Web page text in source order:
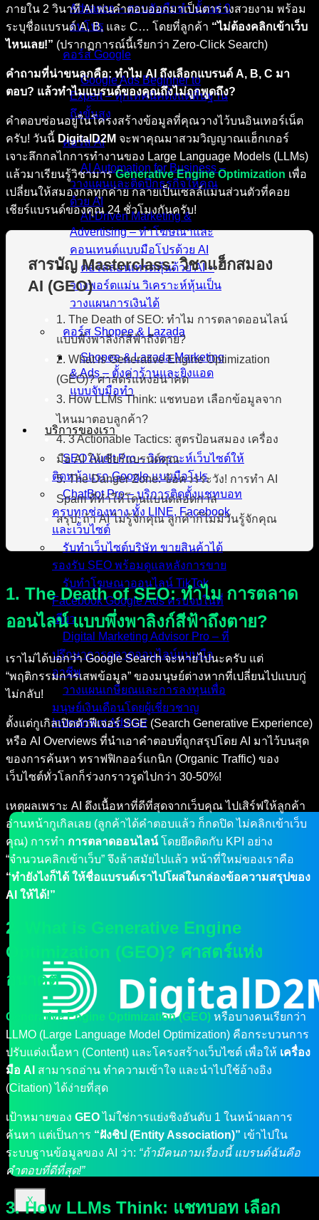
Advance – สอนจับมือทำ ตั้งแต่ 0
จนโปร
คอร์ส Google
Google Ads Beginner to
Expert – ทุกเทคนิคตั้งแต่พื้นฐาน
ถึงขั้นสูง
คอร์ส AI
AI Automation for Business –
วางแผนและติดปีกธุรกิจให้คุณ
ด้วย AI
AI-Driven Marketing &
Advertising – ทำโฆษณาและ
คอนเทนต์แบบมือโปรด้วย AI
คอร์สสอนเทรดหุ้นด้วย AI –
วางพอร์ตแม่น วิเคราะห์หุ้นเป็น
วางแผนการเงินได้
คอร์ส Shopee & Lazada
Shopee & Lazada Marketing
& Ads – ตั้งค่าร้านและยิงแอด
แบบจับมือทำ
บริการของเรา
SEO Audit Pro – วิเคราะห์เว็บไซต์ให้
ติดหน้าแรก Google แบบมือโปร
ChatBot Pro – บริการติดตั้งแชทบอท
ครบทุกช่องทาง ทั้ง LINE, Facebook
และเว็บไซต์
รับทำเว็บไซต์บริษัท ขายสินค้าได้
รองรับ SEO พร้อมดูแลหลังการขาย
รับทำโฆษณาออนไลน์ TikTok
Facebook Google Ads ครบจบในที่
เดียว
Digital Marketing Advisor Pro – ที่
ปรึกษาการตลาดออนไลน์แบบมือ
อาชีพ
วางแผนเกษียณและการลงทุนเพื่อ
มนุษย์เงินเดือนโดยผู้เชี่ยวชาญ
Investment Advisor
ผลงานที่ผ่านมา
บทความ
ติดต่อผม
X
ภายใน 2 วินาที AI พ่นคำตอบออกมาเป็นตารางสวยงาม พร้อม
ระบุชื่อแบรนด์ A, B, และ C… โดยที่ลูกค้า “ไม่ต้องคลิกเข้าเว็บ
ไหนเลย!” (ปรากฏการณ์นี้เรียกว่า Zero-Click Search)
คำถามที่น่าขนลุกคือ: ทำไม AI ถึงเลือกแบรนด์ A, B, C มา
ตอบ? แล้วทำไมแบรนด์ของคุณถึงไม่ถูกพูดถึง?
คำตอบซ่อนอยู่ในโครงสร้างข้อมูลที่คุณวางไว้บนอินเทอร์เน็ต
ครับ! วันนี้ DigitalD2M จะพาคุณมาสวมวิญญาณแฮ็กเกอร์
เจาะลึกกลไกการทำงานของ Large Language Models (LLMs)
แล้วมาเรียนรู้วิชามารGenerative Engine Optimization เพื่อ
เปลี่ยนให้สมองกลทุกค่าย กลายเป็นเซลล์แมนส่วนตัวที่คอย
เชียร์แบรนด์ของคุณ 24 ชั่วโมงกันครับ!
สารบัญ Masterclass: วิชาแฮ็กสมอง
AI (GEO)
1. The Death of SEO: ทำไม การตลาดออนไลน์
แบบพึ่งพาลิงก์สีฟ้าถึงตาย?
2. What is Generative Engine Optimization
(GEO)? ศาสตร์แห่งอนาคต
3. How LLMs Think: แชทบอท เลือกข้อมูลจาก
ไหนมาตอบลูกค้า?
4. 3 Actionable Tactics: สูตรป้อนสมอง เครื่อง
มือ AI ให้เชียร์แบรนด์คุณ
5. The Danger Zone: ข้อควรระวัง! การทำ AI
Spam ที่ทำให้โดนแบนตลอดกาล
สรุป: ถ้า AI ไม่รู้จักคุณ ลูกค้าก็ไม่มีวันรู้จักคุณ
1. The Death of SEO: ทำไม การตลาด
ออนไลน์ แบบพึ่งพาลิงก์สีฟ้าถึงตาย?
เราไม่ได้บอกว่า Google Search จะหายไปนะครับ แต่
“พฤติกรรมการเสพข้อมูล” ของมนุษย์ต่างหากที่เปลี่ยนไปแบบกู่
ไม่กลับ!
ตั้งแต่กูเกิลเปิดตัวฟีเจอร์ SGE (Search Generative Experience)
หรือ AI Overviews ที่นำเอาคำตอบที่ถูกสรุปโดย AI มาไว้บนสุด
ของการค้นหา ทราฟฟิกออร์แกนิก (Organic Traffic) ของ
เว็บไซต์ทั่วโลกก็ร่วงกราวรูดไปกว่า 30-50%!
เหตุผลเพราะ AI ดึงเนื้อหาที่ดีที่สุดจากเว็บคุณ ไปเสิร์ฟให้ลูกค้า
อ่านหน้ากูเกิลเลย (ลูกค้าได้คำตอบแล้ว ก็กดปิด ไม่คลิกเข้าเว็บ
คุณ) การทำ การตลาดออนไลน์โดยยึดติดกับ KPI อย่าง
“จำนวนคลิกเข้าเว็บ” จึงล้าสมัยไปแล้ว หน้าที่ใหม่ของเราคือ
“ทำยังไงก็ได้ ให้ชื่อแบรนด์เราไปโผล่ในกล่องข้อความสรุปของ
AI ให้ได้!”
2. What is Generative Engine
Optimization (GEO)? ศาสตร์แห่ง
อนาคต
Generative Engine Optimization (GEO) หรือบางคนเรียกว่า
LLMO (Large Language Model Optimization) คือกระบวนการ
ปรับแต่งเนื้อหา (Content) และโครงสร้างเว็บไซต์ เพื่อให้ เครื่อง
มือ AI สามารถอ่าน ทำความเข้าใจ และนำไปใช้อ้างอิง
(Citation) ได้ง่ายที่สุด
เป้าหมายของ GEOไม่ใช่การแย่งชิงอันดับ 1 ในหน้าผลการ
ค้นหา แต่เป็นการ “ฝังชิป (Entity Association)” เข้าไปใน
ระบบฐานข้อมูลของ AI ว่า: “ถ้ามีคนถามเรื่องนี้ แบรนด์ฉันคือ
คำตอบที่ดีที่สุด!”
3. How LLMs Think: แชทบอท เลือก